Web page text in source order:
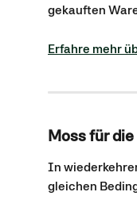
gekauften
Erfahre mehr
Moss für
In
gleichen